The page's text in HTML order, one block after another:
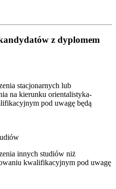
z dyplomem
stacjonarnych lub
na kierunku orientalistyka-
pod uwagę będą
innych studiów niż
kwalifikacyjnym pod uwagę